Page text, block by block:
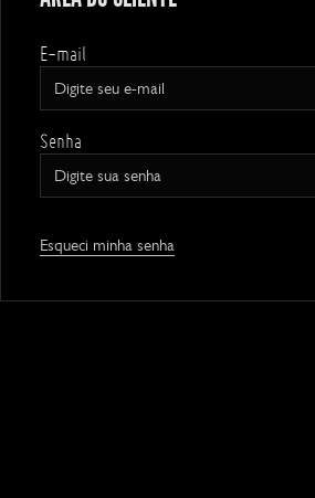
E-mail
Senha
Esqueci minha senha